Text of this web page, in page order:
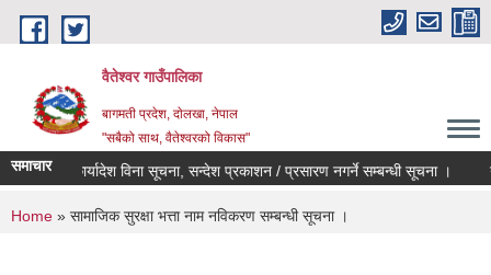
Skip to main content
वैतेश्वर गाउँपालिका
बागमती प्रदेश, दाेलखा, नेपाल
"सबैको साथ, वैतेश्वरको विकास"
समाचारर कार्यादेश विना सूचना, सन्देश प्रकाशन / प्रसारण नगर्ने सम्बन्धी सूचना ।
You are here
Home » सामाजिक सुरक्षा भत्ता नाम नविकरण सम्बन्धी सूचना ।